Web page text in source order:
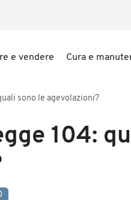
e vendere Cura e
sono le agevolazioni?
104: